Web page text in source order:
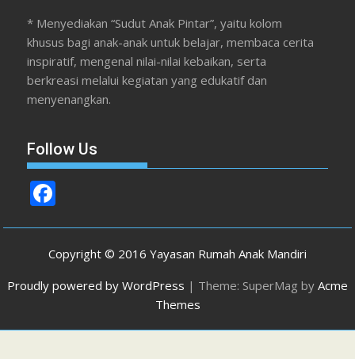
* Menyediakan “Sudut Anak Pintar”, yaitu kolom
khusus bagi anak-anak untuk belajar, membaca cerita
inspiratif, mengenal nilai-nilai kebaikan, serta
berkreasi melalui kegiatan yang edukatif dan
menyenangkan.
Follow Us
ac
e
b
o
Copyright © 2016 Yayasan Rumah Anak Mandiri
Proudly powered by WordPress | Theme: SuperMag by Acme
Themes